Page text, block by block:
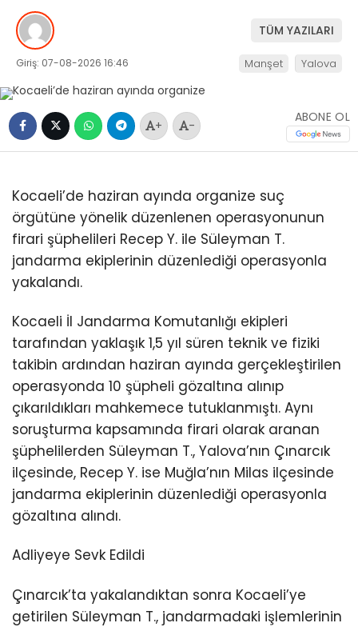
TÜM YAZILARI
Giriş: 07-08-2026 16:46 Manşet Yalova
+ -
ABONE OL
Kocaeli’de haziran ayında organize suç
örgütüne yönelik düzenlenen operasyonunun
firari şüphelileri Recep Y. ile Süleyman T.
jandarma ekiplerinin düzenlediği operasyonla
yakalandı.
Kocaeli İl Jandarma Komutanlığı ekipleri
tarafından yaklaşık 1,5 yıl süren teknik ve fiziki
takibin ardından haziran ayında gerçekleştirilen
operasyonda 10 şüpheli gözaltına alınıp
çıkarıldıkları mahkemece tutuklanmıştı. Aynı
soruşturma kapsamında firari olarak aranan
şüphelilerden Süleyman T., Yalova’nın Çınarcık
ilçesinde, Recep Y. ise Muğla’nın Milas ilçesinde
jandarma ekiplerinin düzenlediği operasyonla
gözaltına alındı.
Adliyeye Sevk Edildi
Çınarcık’ta yakalandıktan sonra Kocaeli’ye
getirilen Süleyman T., jandarmadaki işlemlerinin